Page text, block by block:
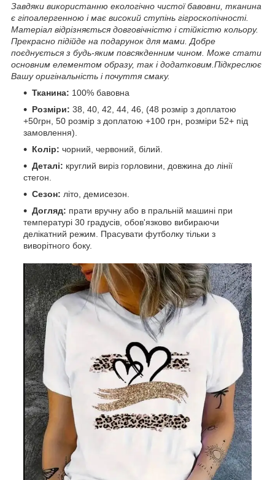
Завдяки використанню екологічно чистої бавовни, тканина
є гіпоалергенною і має високий ступінь гігроскопічності.
Матеріал відрізняється довговічністю і стійкістю кольору.
Прекрасно підійде на подарунок для мами. Добре
поєднується з будь-яким повсякденним чином. Може стати
основним елементом образу, так і додатковим.Підкреслює
Вашу оригінальність і почуття смаку.
Тканина: 100% бавовна
Розміри: 38, 40, 42, 44, 46, (48 розмір з доплатою
+50грн, 50 розмір з доплатою +100 грн, розміри 52+ під
замовлення).
Колір: чорний, червоний, білий.
Деталі: круглий виріз горловини, довжина до лінії
стегон.
Сезон: літо, демисезон.
Догляд: прати вручну або в пральній машині при
температурі 30 градусів, обов'язково вибираючи
делікатний режим. Прасувати футболку тільки з
виворітного боку.